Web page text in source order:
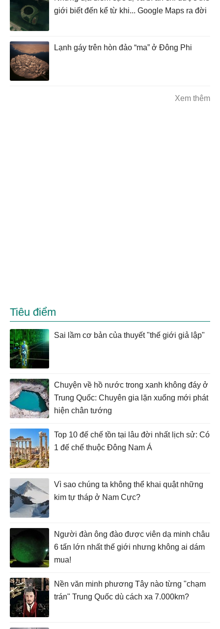
giới biết đến kể từ khi... Google Maps ra đời
Lạnh gáy trên hòn đảo “ma” ở Đông Phi
Xem thêm
Tiêu điểm
Sai lầm cơ bản của thuyết "thế giới giả lập"
Chuyện về hồ nước trong xanh không đáy ở
Trung Quốc: Chuyên gia lặn xuống mới phát
hiện chân tướng
Top 10 đế chế tồn tại lâu đời nhất lịch sử: Có
1 đế chế thuộc Đông Nam Á
Vì sao chúng ta không thể khai quật những
kim tự tháp ở Nam Cực?
Người đàn ông đào được viên dạ minh châu
6 tấn lớn nhất thế giới nhưng không ai dám
mua!
Nền văn minh phương Tây nào từng "chạm
trán" Trung Quốc dù cách xa 7.000km?